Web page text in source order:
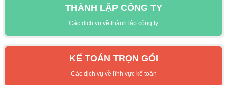
THÀNH LẬP CÔNG TY
Các dịch vụ về thành lập công ty
KẾ TOÁN TRỌN GÓI
Các dịch vụ về lĩnh vực kế toán